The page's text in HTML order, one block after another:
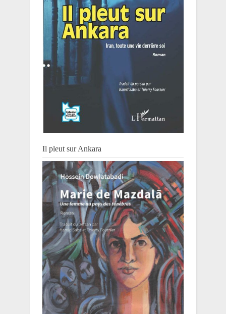
Il pleut sur Ankara